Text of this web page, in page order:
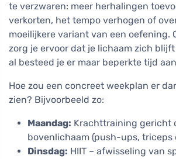
te verzwaren: meer herhalingen
verkorten, het tempo verhogen of
moeilijkere variant van een oefening.
zorg je ervoor dat je lichaam zich
al besteed je er maar beperkte tijd
Hoe zou een concreet weekplan er
zien? Bijvoorbeeld zo:
Maandag: Krachttraining gericht
bovenlichaam (push-ups, triceps
Dinsdag: HIIT – afwisseling van